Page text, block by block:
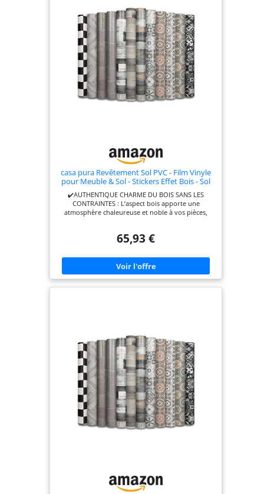
casa pura Revêtement Sol PVC - Film Vinyle
pour Meuble & Sol - Stickers Effet Bois - Sol
PVC Rouleau Antidérapant & 100%
Écologique (Aspect Parquet Ancien -
200x300 cm)
✔️AUTHENTIQUE CHARME DU BOIS SANS LES
CONTRAINTES : L’aspect bois apporte une
atmosphère chaleureuse et noble à vos pièces,
surface antidérapante, ce sol offre un terrain de
l’imagination sans souci. ✔️CONFORT SUPRÊME :
Le dos en mousse antidérapante assure une
sensation agréable sous les pieds et réduit les
bruits pour un environnement de jeu calme et
en longueurs personnalisables et en différentes
largeurs, ce sol s’ajuste parfaitement à toutes les
tailles de pièces, pour un aménagement sur-
mesure.
65,93 €